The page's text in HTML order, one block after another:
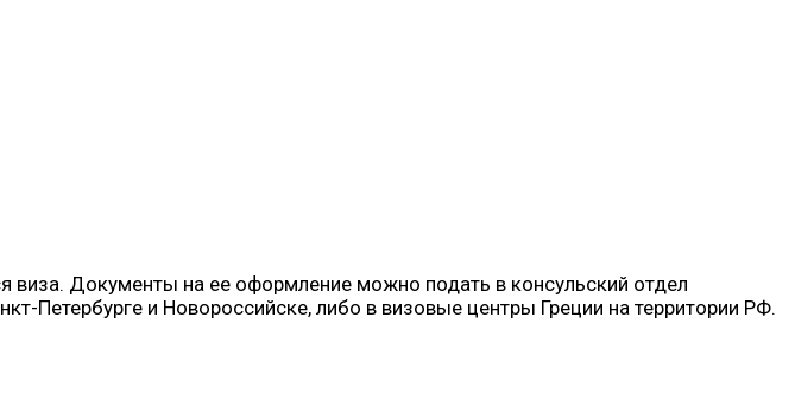
Документы на ее оформление можно подать в консульский отдел
Петербурге и Новороссийске, либо в визовые центры Греции на территории РФ.